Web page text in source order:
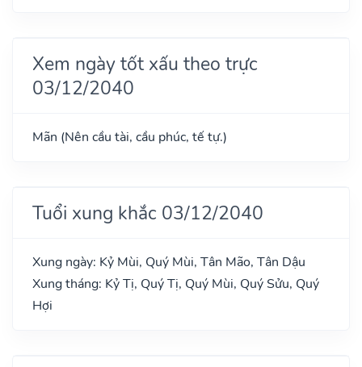
Xem ngày tốt xấu theo trực
03/12/2040
Mãn (Nên cầu tài, cầu phúc, tế tự.)
Tuổi xung khắc 03/12/2040
Xung ngày: Kỷ Mùi, Quý Mùi, Tân Mão, Tân Dậu
Xung tháng: Kỷ Tị, Quý Tị, Quý Mùi, Quý Sửu, Quý
Hợi